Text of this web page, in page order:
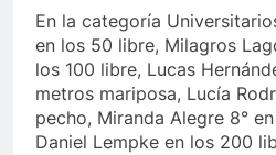
En la categoría
en los 50 libre, Milagros
los 100 libre, Lucas
metros mariposa, Lucía
pecho, Miranda Alegre 8°
Daniel Lempke en los 200